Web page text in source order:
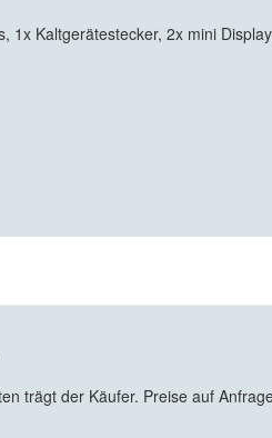
1x Kaltgerätestecker, 2x mini
trägt der Käufer. Preise auf